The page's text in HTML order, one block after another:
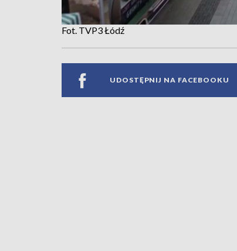
Fot. TVP3 Łódź
UDOSTĘPNIJ NA FACEBOOKU